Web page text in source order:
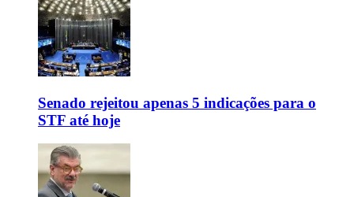
Senado rejeitou apenas 5 indicações para o
STF até hoje